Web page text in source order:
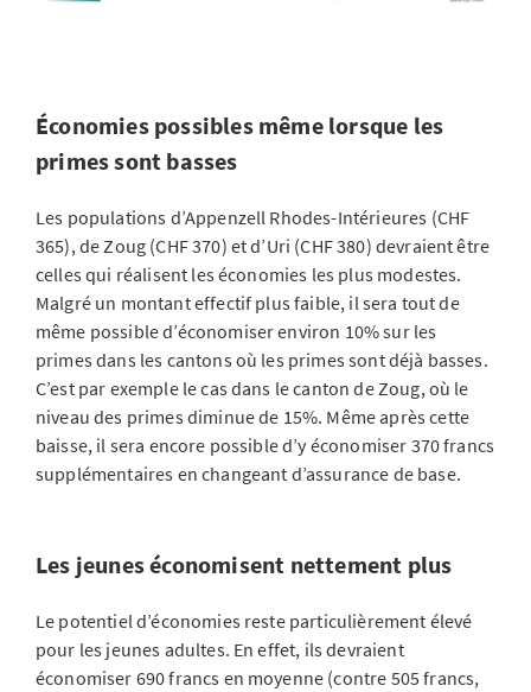
Économies possibles même lorsque les
primes sont basses
Les populations d’Appenzell Rhodes-Intérieures (CHF
365), de Zoug (CHF 370) et d’Uri (CHF 380) devraient être
celles qui réalisent les économies les plus modestes.
Malgré un montant effectif plus faible, il sera tout de
même possible d’économiser environ 10% sur les
primes dans les cantons où les primes sont déjà basses.
C’est par exemple le cas dans le canton de Zoug, où le
niveau des primes diminue de 15%. Même après cette
baisse, il sera encore possible d’y économiser 370 francs
supplémentaires en changeant d’assurance de base.
Les jeunes économisent nettement plus
Le potentiel d’économies reste particulièrement élevé
pour les jeunes adultes. En effet, ils devraient
économiser 690 francs en moyenne (contre 505 francs,